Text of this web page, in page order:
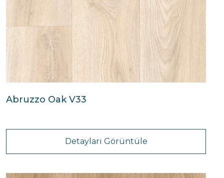
Abruzzo Oak V33
Detayları Görüntüle